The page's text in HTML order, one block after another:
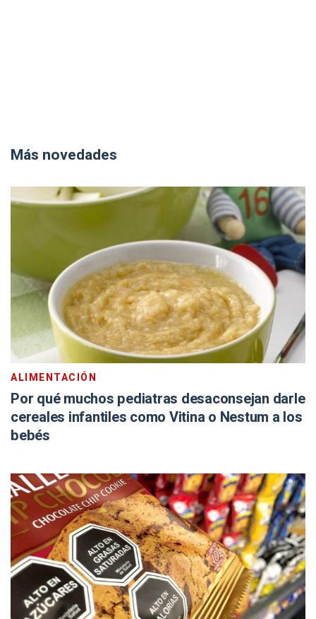
Más novedades
ALIMENTACIÓN
Por qué muchos pediatras desaconsejan darle
cereales infantiles como Vitina o Nestum a los
bebés